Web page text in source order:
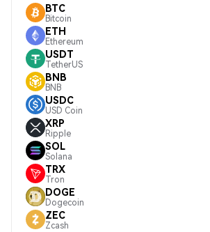
BTC
Bitcoin
ETH
Ethereum
USDT
TetherUS
BNB
BNB
USDC
USD Coin
XRP
Ripple
SOL
Solana
TRX
Tron
DOGE
Dogecoin
ZEC
Zcash